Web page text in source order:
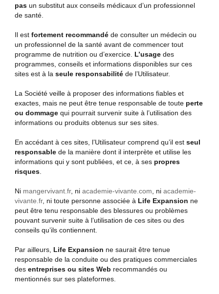
pas un substitut aux conseils médicaux d’un professionnel
de santé.
Il est fortement recommandé de consulter un médecin ou
un professionnel de la santé avant de commencer tout
programme de nutrition ou d’exercice. L’usage des
programmes, conseils et informations disponibles sur ces
sites est à la seule responsabilité de l’Utilisateur.
La Société veille à proposer des informations fiables et
exactes, mais ne peut être tenue responsable de toute perte
ou dommage qui pourrait survenir suite à l’utilisation des
informations ou produits obtenus sur ses sites.
En accédant à ces sites, l’Utilisateur comprend qu’il est seul
responsable de la manière dont il interprète et utilise les
informations qui y sont publiées, et ce, à ses propres
risques
Ni mangervivant.fr, ni academie-vivante.com , ni academie-
vivante.fr, ni toute personne associée à Life Expansion ne
peut être tenu responsable des blessures ou problèmes
pouvant survenir suite à l’utilisation de ces sites ou des
conseils qu’ils contiennent.
Par ailleurs, Life Expansion ne saurait être tenue
responsable de la conduite ou des pratiques commerciales
des entreprises ou sites Web recommandés ou
mentionnés sur ses plateformes.